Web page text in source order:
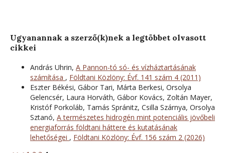
Ugyanannak a szerző(k)nek a legtöbbet olvasott
cikkei
András Uhrin, A Pannon-tó só- és vízháztartásának
számítása , Földtani Közlöny: Évf. 141 szám 4 (2011)
Eszter Békési, Gábor Tari, Márta Berkesi, Orsolya
Gelencsér, Laura Horváth, Gábor Kovács, Zoltán Mayer,
Kristóf Porkoláb, Tamás Spránitz, Csilla Szárnya, Orsolya
Sztanó, A természetes hidrogén mint potenciális jövőbeli
energiaforrás földtani háttere és kutatásának
lehetőségei , Földtani Közlöny: Évf. 156 szám 2 (2026)